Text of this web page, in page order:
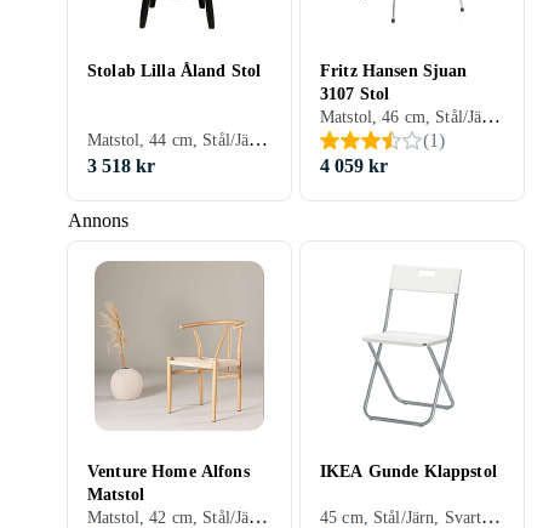
Annons
Stolab Lilla Åland Stol
Matstol, 44 cm, Stål/Järn, Plast/Polyester, Trä, Skinn/Läder, Svart, Vit, Grå, Turkos, Brun, Blå, Röd, Rostfritt stål, Gul, Calvados, Bok, Ek, Björk, Grön, Beige, Rosa, Trä/natur, Lackad, Valnöt
3 518 kr
Fritz Hansen Sjuan
3107 Stol
Matstol, 46 cm, Stål/Järn, Trä, Skinn/Läder, Tyg/Textil, Svart, Vit, Silver, Grå, Turkos, Brun, Blå, Röd, Rostfritt stål, Gul, Orange, Bok, Ek, Lönn, Grön, Alm, Beige, Rosa, Lila, Cognac, Khaki, Cappuccino, Trä/natur, Lackad, Valnöt
(1)
4 059 kr
Venture Home Alfons
Matstol
Matstol, 42 cm, Stål/Järn, Trä, Rotting, Svart, Beige, Trä/natur
IKEA Gunde Klappstol
45 cm, Stål/Järn, Svart, Vit